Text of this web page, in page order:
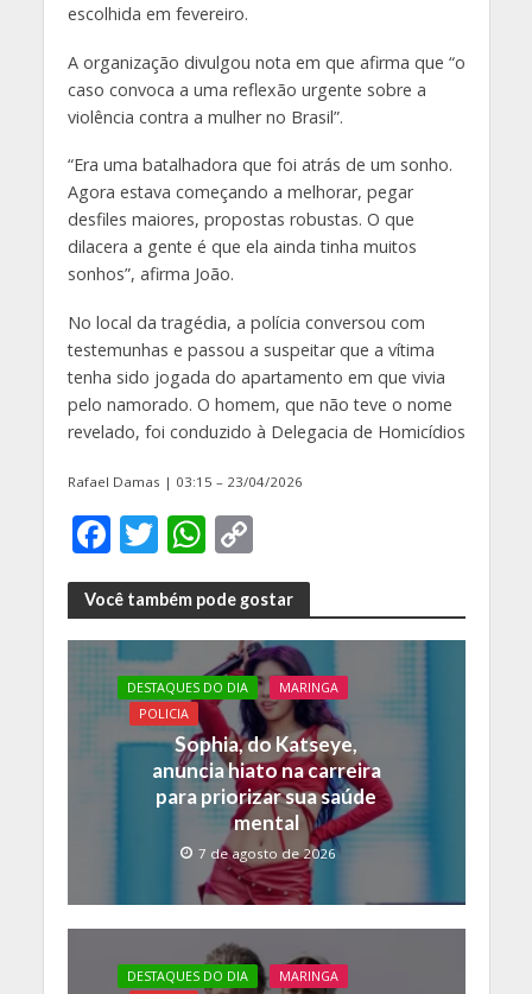
escolhida em fevereiro.
A organização divulgou nota em que afirma que “o
caso convoca a uma reflexão urgente sobre a
violência contra a mulher no Brasil”.
“Era uma batalhadora que foi atrás de um sonho.
Agora estava começando a melhorar, pegar
desfiles maiores, propostas robustas. O que
dilacera a gente é que ela ainda tinha muitos
sonhos”, afirma João.
No local da tragédia, a polícia conversou com
testemunhas e passou a suspeitar que a vítima
tenha sido jogada do apartamento em que vivia
pelo namorado. O homem, que não teve o nome
revelado, foi conduzido à Delegacia de Homicídios
Rafael Damas | 03:15 – 23/04/2026
F
ac
e
b
o
o
k
T
w
itt
er
W
h
at
s
A
p
p
C
o
p
y
Li
n
k
Você também pode gostar
DESTAQUES DO DIA
MARINGA
POLICIA
Sophia, do Katseye,
anuncia hiato na carreira
para priorizar sua saúde
mental
7 de agosto de 2026
DESTAQUES DO DIA
MARINGA